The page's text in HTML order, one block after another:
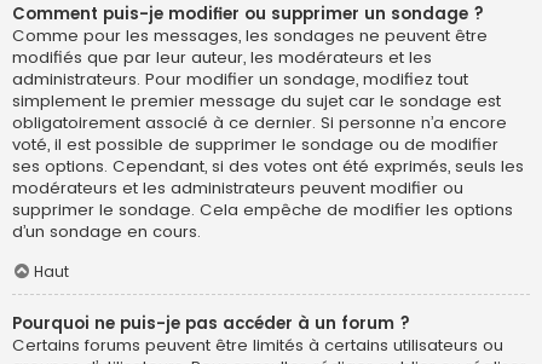
Comment puis-je modifier ou supprimer un sondage ?
Comme pour les messages, les sondages ne peuvent être
modifiés que par leur auteur, les modérateurs et les
administrateurs. Pour modifier un sondage, modifiez tout
simplement le premier message du sujet car le sondage est
obligatoirement associé à ce dernier. Si personne n’a encore
voté, il est possible de supprimer le sondage ou de modifier
ses options. Cependant, si des votes ont été exprimés, seuls les
modérateurs et les administrateurs peuvent modifier ou
supprimer le sondage. Cela empêche de modifier les options
d’un sondage en cours.
Haut
Pourquoi ne puis-je pas accéder à un forum ?
Certains forums peuvent être limités à certains utilisateurs ou